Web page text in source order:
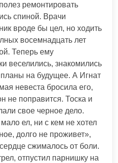
ремонтировать
спиной. Врачи
вроде бы цел, но ходить
восемнадцать лет
Теперь ему
веселились, знакомились
на будущее. А Игнат
невеста бросила его,
не поправится. Тоска и
свое черное дело.
мало ел, ни с кем не хотел
долго не проживет»,
сжималось от боли.
отпустил парнишку на